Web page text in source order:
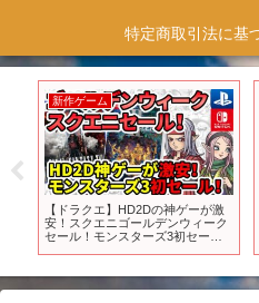
新作ゲーム
【ドラクエ】HD2Dの神ゲーが激
安！スクエニゴールデンウィーク
セール！モンスターズ3初セー